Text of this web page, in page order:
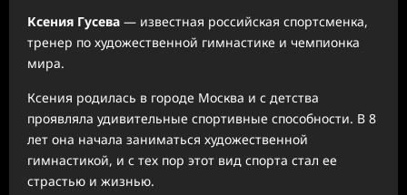
Ксения Гусева — известная российская спортсменка,
тренер по художественной гимнастике и чемпионка
мира.
Ксения родилась в городе Москва и с детства
проявляла удивительные спортивные способности. В 8
лет она начала заниматься художественной
гимнастикой, и с тех пор этот вид спорта стал ее
страстью и жизнью.